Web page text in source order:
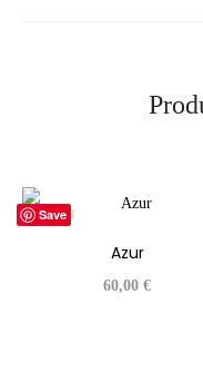
Save
ÉPUISÉ
Azur
60,00 €